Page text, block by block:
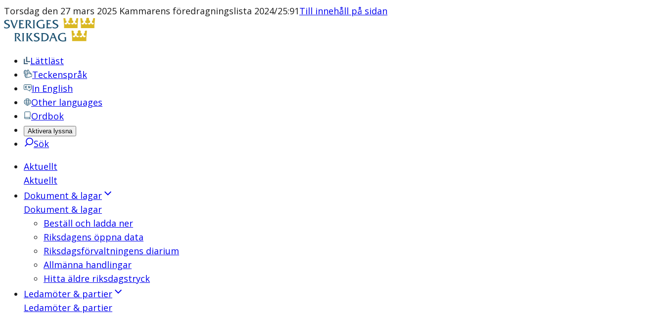
Torsdag den 27 mars 2025 Kammarens föredragningslista 2024/25:91Till innehåll på sidan
Lättläst
Teckenspråk
In English
Other languages
Ordbok
Aktivera lyssna
Sök
Aktuellt
Aktuellt
Dokument & lagar
Dokument & lagar
Beställ och ladda ner
Riksdagens öppna data
Riksdagsförvaltningens diarium
Allmänna handlingar
Hitta äldre riksdagstryck
Ledamöter & partier
Ledamöter & partier